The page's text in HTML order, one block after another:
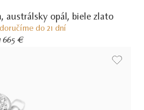
austrálsky opál, biele zlato
do 21 dní
665 €